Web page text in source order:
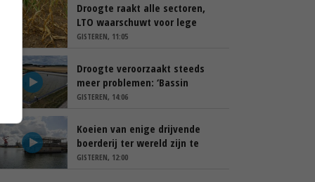
Droogte raakt alle sectoren,
LTO waarschuwt voor lege
schappen
GISTEREN, 11:05
Droogte veroorzaakt steeds
meer problemen: ‘Bassin
afgelopen week al leeg’
GISTEREN, 14:06
Koeien van enige drijvende
boerderij ter wereld zijn te
koop
GISTEREN, 12:00